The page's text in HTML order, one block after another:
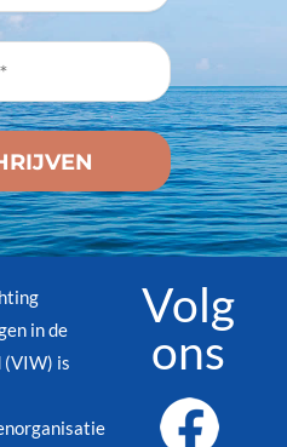
in de
is
Volg
ons